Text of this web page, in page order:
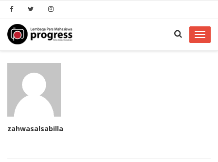
zahwasalsabilla